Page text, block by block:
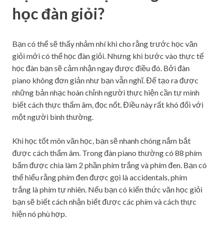
học đàn giỏi?
Bạn có thể sẽ thấy nhảm nhí khi cho rằng trước học văn
giỏi mới có thể học đàn giỏi. Nhưng khi bước vào thực tế
học đàn bạn sẽ cảm nhận ngay được điều đó. Bởi đàn
piano không đơn giản như bạn vẫn nghĩ. Để tạo ra được
những bản nhạc hoàn chỉnh người thực hiện cần tự mình
biết cách thực thẩm âm, đọc nốt. Điều này rất khó đối với
một người bình thường.
Khi học tốt môn văn học, bạn sẽ nhanh chóng nắm bắt
được cách thẩm âm. Trong đàn piano thường có 88 phím
bấm được chia làm 2 phần phím trắng và phím đen. Bạn có
thể hiểu rằng phím đen được gọi là accidentals, phím
trắng là phím tự nhiên. Nếu bạn có kiến thức văn học giỏi
bạn sẽ biết cách nhận biết được các phím và cách thực
hiện nó phù hợp.